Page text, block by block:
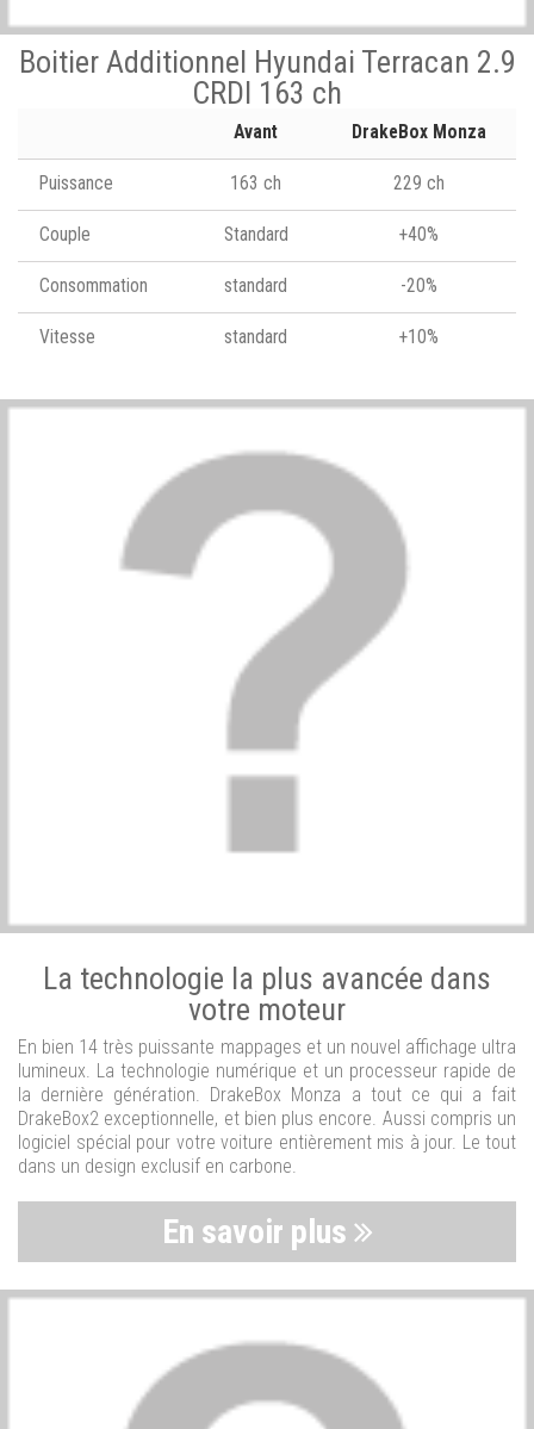
Boitier Additionnel Hyundai Terracan 2.9
CRDI 163 ch
Avant DrakeBox Monza
Puissance 163 ch 229 ch
Couple Standard +40%
Consommation standard -20%
Vitesse standard +10%
La technologie la plus avancée dans
votre moteur
En bien 14 très puissante mappages et un nouvel affichage ultra
lumineux. La technologie numérique et un processeur rapide de
la dernière génération. DrakeBox Monza a tout ce qui a fait
DrakeBox2 exceptionnelle, et bien plus encore. Aussi compris un
logiciel spécial pour votre voiture entièrement mis à jour. Le tout
dans un design exclusif en carbone.
En savoir plus